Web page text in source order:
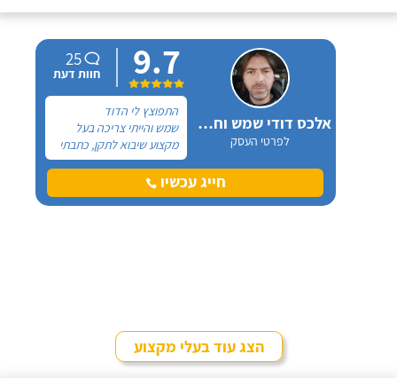
אלכס דודי שמש וחשמל
לפרטי העסק
9.7
25
חוות דעת
התפוצץ לי הדוד
שמש והייתי צריכה בעל
מקצוע שיבוא לתקן, כתבתי
בגוגל טכנאי דודים ואז
הגעתי לקבוצה של העיר
חיפה בפייסבוק, שם כמה
חייג עכשיו
הצג עוד בעלי מקצוע